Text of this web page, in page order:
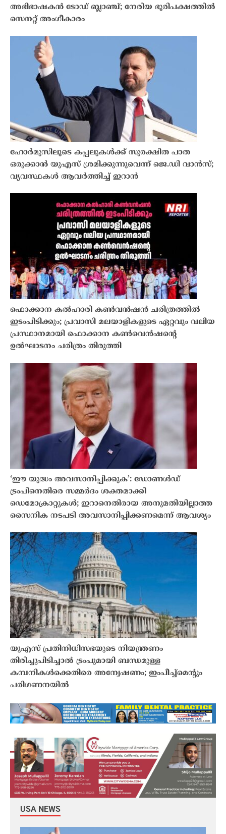
അഭിഭാഷകൻ ടോഡ് ബ്ലാഞ്ച്; നേരിയ ഭൂരിപക്ഷത്തിൽ
സെനറ്റ് അംഗീകാരം
ഹോർമുസിലൂടെ കപ്പലുകൾക്ക് സുരക്ഷിത പാത
ഒരുക്കാൻ യുഎസ് ശ്രമിക്കുന്നുവെന്ന് ജെ.ഡി വാൻസ്;
വ്യവസ്ഥകൾ ആവർത്തിച്ച് ഇറാൻ
ഫൊക്കാന കൽഹാരി കൺവൻഷൻ ചരിത്രത്തിൽ
ഇടംപിടിക്കും; പ്രവാസി മലയാളികളുടെ ഏറ്റവും വലിയ
പ്രസ്ഥാനമായി ഫൊക്കാന കൺവെൻഷന്റെ
ഉൽഘാടനം ചരിത്രം തിരുത്തി
‘ഈ യുദ്ധം അവസാനിപ്പിക്കുക’: ഡോണൾഡ്
ട്രംപിനെതിരെ സമ്മർദം ശക്തമാക്കി
ഡെമോക്രാറ്റുകൾ; ഇറാനെതിരായ അനുമതിയില്ലാത്ത
സൈനിക നടപടി അവസാനിപ്പിക്കണമെന്ന് ആവശ്യം
യുഎസ് പ്രതിനിധിസഭയുടെ നിയന്ത്രണം
തിരിച്ചുപിടിച്ചാൽ ട്രംപുമായി ബന്ധമുള്ള
കമ്പനികൾക്കെതിരെ അന്വേഷണം; ഇംപീച്ച്‌മെന്റും
പരിഗണനയിൽ
USA NEWS